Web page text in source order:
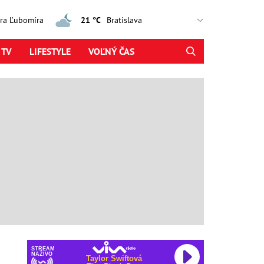
Ľubomíra 21 °C
LIFESTYLE VOĽNÝ ČAS
STREAM
NAŽIVO
Taylor Swiftová